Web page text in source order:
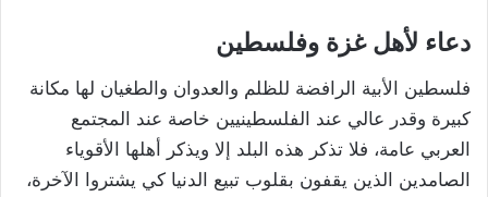
دعاء لأهل غزة وفلسطين
فلسطين الأبية الرافضة للظلم والعدوان والطغيان لها مكانة
كبيرة وقدر عالي عند الفلسطينيين خاصة عند المجتمع
العربي عامة، فلا تذكر هذه البلد إلا ويذكر أهلها الأقوياء
الصامدين الذين يقفون بقلوب تبيع الدنيا كي يشتروا الآخرة،